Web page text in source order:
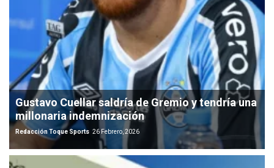
Gustavo Cuellar saldría de Gremio y tendría una
millonaria indemnización
Redacción Toque Sports 26 Febrero, 2026